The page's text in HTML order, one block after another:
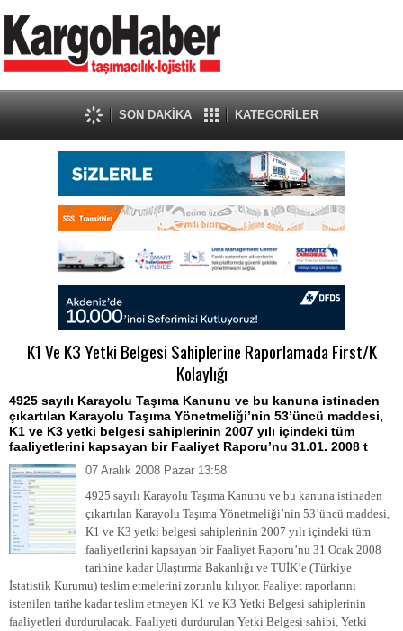
SON DAKİKA KATEGORİLER
K1 Ve K3 Yetki Belgesi Sahiplerine Raporlamada First/K
Kolaylığı
4925 sayılı Karayolu Taşıma Kanunu ve bu kanuna istinaden
çıkartılan Karayolu Taşıma Yönetmeliği’nin 53’üncü maddesi,
K1 ve K3 yetki belgesi sahiplerinin 2007 yılı içindeki tüm
faaliyetlerini kapsayan bir Faaliyet Raporu’nu 31.01. 2008 t
07 Aralık 2008 Pazar 13:58
4925 sayılı Karayolu Taşıma Kanunu ve bu kanuna istinaden
çıkartılan Karayolu Taşıma Yönetmeliği’nin 53’üncü maddesi,
K1 ve K3 yetki belgesi sahiplerinin 2007 yılı içindeki tüm
faaliyetlerini kapsayan bir Faaliyet Raporu’nu 31 Ocak 2008
tarihine kadar Ulaştırma Bakanlığı ve TUİK’e (Türkiye
İstatistik Kurumu) teslim etmelerini zorunlu kılıyor. Faaliyet raporlarını
istenilen tarihe kadar teslim etmeyen K1 ve K3 Yetki Belgesi sahiplerinin
faaliyetleri durdurulacak. Faaliyeti durdurulan Yetki Belgesi sahibi, Yetki